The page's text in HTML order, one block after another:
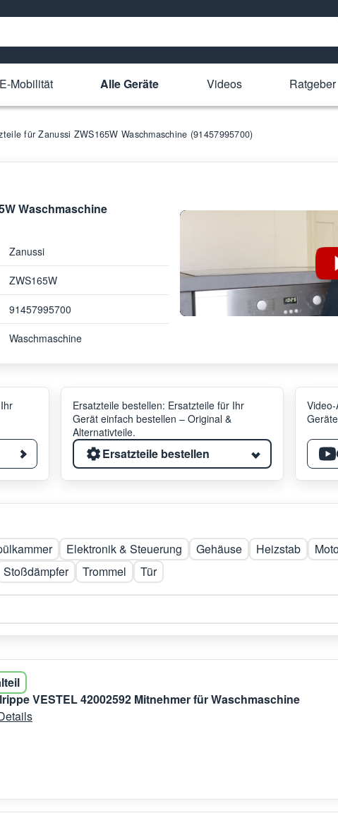
E-Mobilität Alle Geräte Videos Ratgeber
für Zanussi ZWS165W Waschmaschine (91457995700)
Waschmaschine
Zanussi
ZWS165W
91457995700
Waschmaschine
Ersatzteile bestellen: Ersatzteile für Ihr
Gerät einfach bestellen – Original &
Alternativteile.
Ersatzteile bestellen
Elektronik & Steuerung Gehäuse Heizstab
Stoßdämpfer Trommel Tür
VESTEL 42002592 Mitnehmer für Waschmaschine